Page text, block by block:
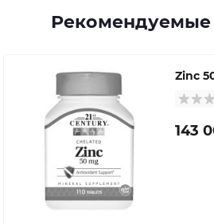
Рекомендуемые
Zinc
143